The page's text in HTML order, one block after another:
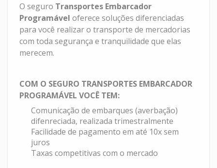
O seguro Transportes Embarcador
Programável oferece soluções diferenciadas
para você realizar o transporte de mercadorias
com toda segurança e tranquilidade que elas
merecem.
COM O SEGURO TRANSPORTES EMBARCADOR
PROGRAMÁVEL VOCÊ TEM:
Comunicação de embarques (averbação)
difenreciada, realizada trimestralmente
Facilidade de pagamento em até 10x sem
juros
Taxas competitivas com o mercado